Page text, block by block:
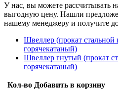
У нас, вы можете рассчитывать
выгодную цену. Нашли
нашему менеджеру и получите
Швеллер (прокат
горячекатаный)
Швеллер гнутый (прокат
горячекатаный)
Кол-во Добавить в корзину